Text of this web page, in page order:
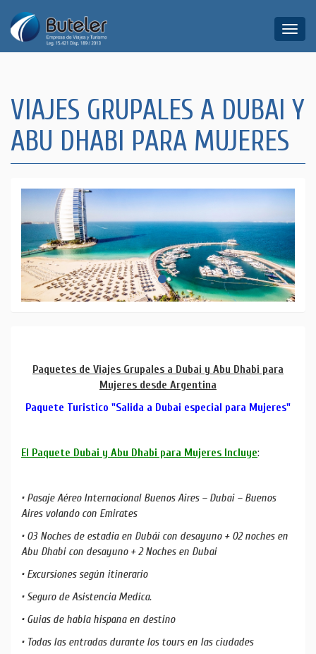
Toggle
VIAJES GRUPALES A DUBAI Y
ABU DHABI PARA MUJERES
Paquetes de Viajes Grupales a Dubai y Abu Dhabi para
Mujeres desde Argentina
Paquete Turistico "Salida a Dubai especial para Mujeres"
El Paquete Dubai y Abu Dhabi para Mujeres Incluye:
• Pasaje Aéreo Internacional Buenos Aires – Dubai – Buenos
Aires volando con Emirates
• 03 Noches de estadía en Dubái con desayuno + 02 noches en
Abu Dhabi con desayuno + 2 Noches en Dubai
• Excursiones según itinerario
• Seguro de Asistencia Medica.
• Guias de habla hispana en destino
• Todas las entradas durante los tours en las ciudades